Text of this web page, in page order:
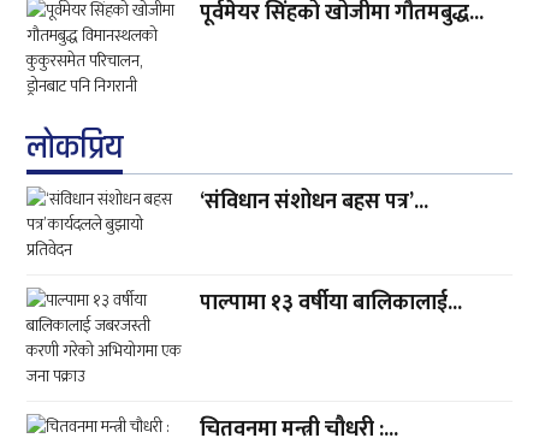
पूर्वमेयर सिंहको खोजीमा गौतमबुद्ध...
लाेकप्रिय
‘संविधान संशोधन बहस पत्र’...
पाल्पामा १३ वर्षीया बालिकालाई...
चितवनमा मन्त्री चौधरी :...